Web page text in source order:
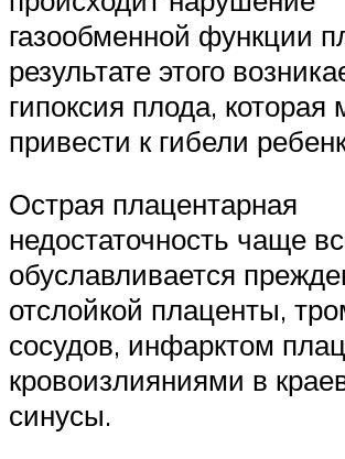
газообменной функции
результате этого
гипоксия плода, которая
привести к гибели
Острая плацентарная
недостаточность чаще
обуславливается
отслойкой плаценты,
сосудов, инфарктом
кровоизлияниями в
синусы.